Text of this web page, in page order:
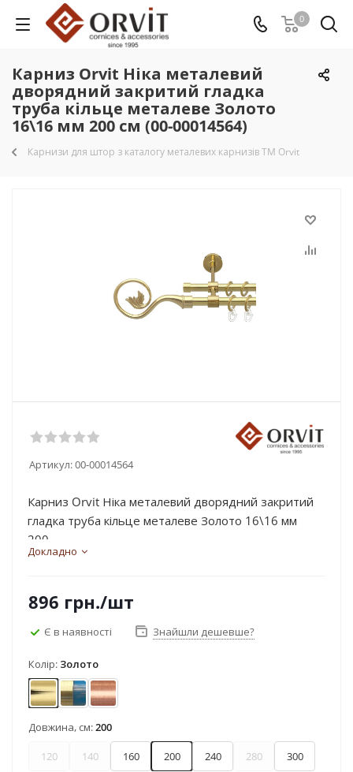
0
Карниз Orvit Ніка металевий
дворядний закритий гладка
труба кільце металеве Золото
16\16 мм 200 см (00-00014564)
Карнизи для штор з каталогу металевих карнизів TM Orvit
Артикул:00-00014564
Карниз Orvit Ніка металевий дворядний закритий
гладка труба кільце металеве Золото 16\16 мм
200...
Докладно
896 грн./шт
Є в наявності Знайшли дешевше?
Колір: Золото
ЗолотоЗолото матове - блакить
Мідь
Довжина, см:200
120 140 160 200 240 280 300